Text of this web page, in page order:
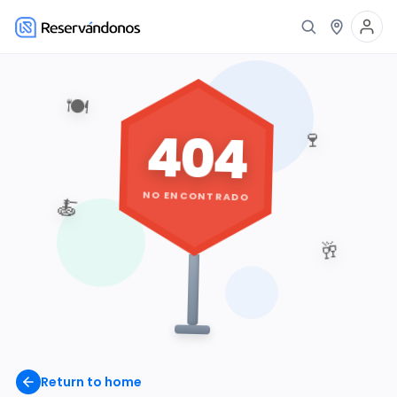
Return to home
🍽️
🍷
🥂
🍝
404
NO ENCONTRADO